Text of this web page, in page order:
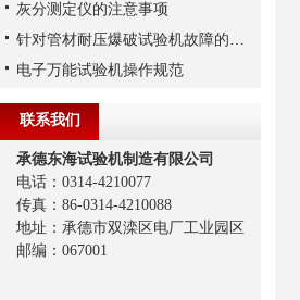
灰分测定仪的注意事项
针对管材耐压爆破试验机故障的预防措施
电子万能试验机操作规范
联系我们
承德东海试验机制造有限公司
电话：0314-4210077
传真：86-0314-4210088
地址：承德市双滦区电厂工业园区
邮编：067001